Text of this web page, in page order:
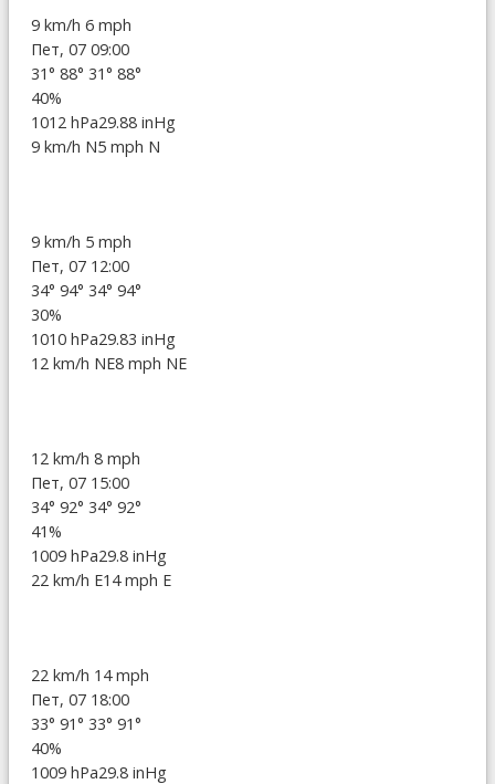
9 km/h 6 mph
Пет, 07 09:00
31° 88° 31° 88°
40%
1012 hPa29.88 inHg
9 km/h N5 mph N
9 km/h 5 mph
Пет, 07 12:00
34° 94° 34° 94°
30%
1010 hPa29.83 inHg
12 km/h NE8 mph NE
12 km/h 8 mph
Пет, 07 15:00
34° 92° 34° 92°
41%
1009 hPa29.8 inHg
22 km/h E14 mph E
22 km/h 14 mph
Пет, 07 18:00
33° 91° 33° 91°
40%
1009 hPa29.8 inHg